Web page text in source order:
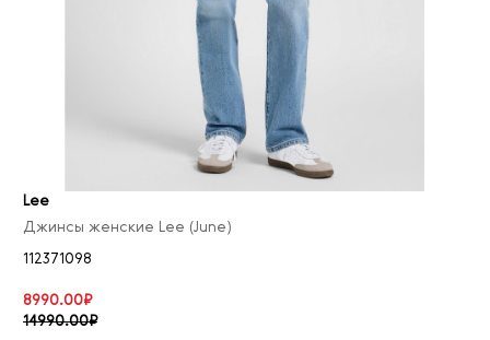
Lee
Джинсы женские Lee (June)
112371098
8990.00₽
14990.00₽